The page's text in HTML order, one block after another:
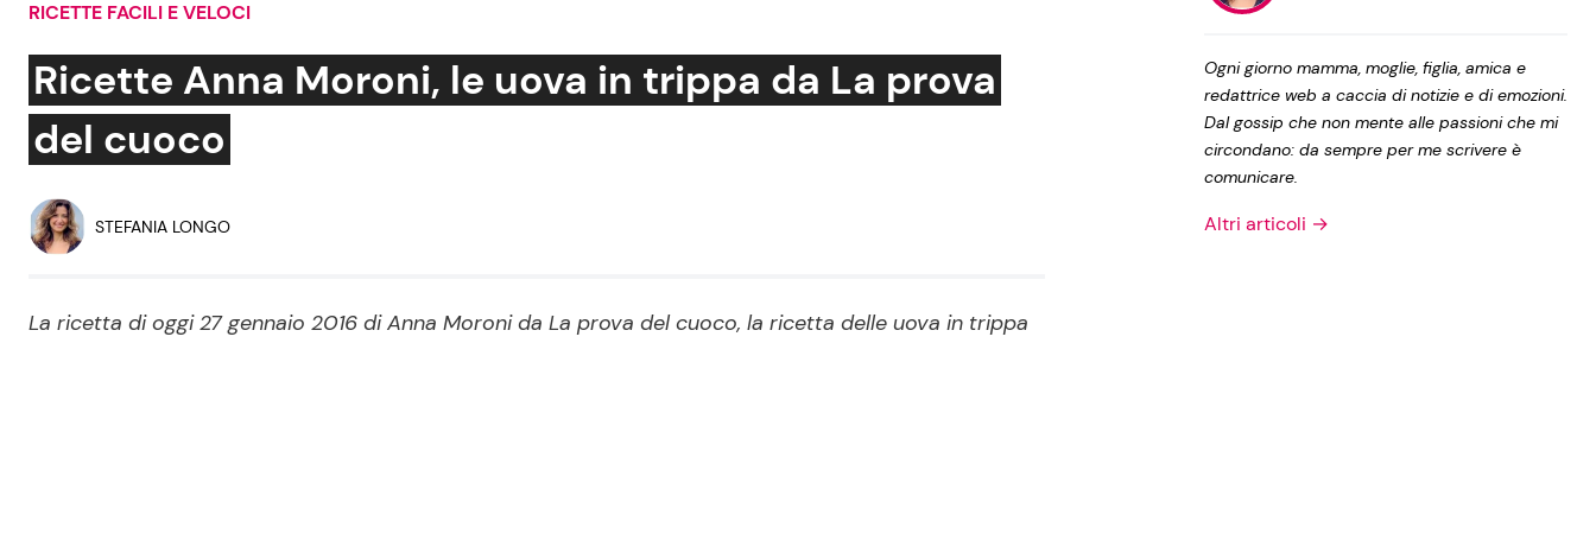
Social News
News dal mondo
Mondo Mamma Le Ricette in TV
Privacy Policy
RICETTE FACILI E VELOCI
Ricette Anna Moroni, le uova in trippa da La prova
del cuoco
STEFANIA LONGO
La ricetta di oggi 27 gennaio 2016 di Anna Moroni da La prova del cuoco, la ricetta delle uova in trippa
Ogni giorno mamma, moglie, figlia, amica e
redattrice web a caccia di notizie e di emozioni.
Dal gossip che non mente alle passioni che mi
circondano: da sempre per me scrivere è
comunicare.
Altri articoli →